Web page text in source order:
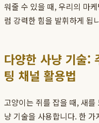
워줄 수 있을 때, 우리의 마
럼 강력한 힘을 발휘하게 됩
다양한 사냥 기술:
팅 채널 활용법
고양이는 쥐를 잡을 때, 새
냥 기술을 사용합니다. 한